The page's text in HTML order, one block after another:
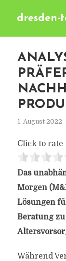
dresden-
1. August 2022
Click to rate
Das
Morgen
Lösungen
Beratung
Während